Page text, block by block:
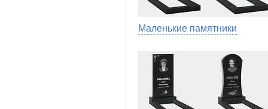
Маленькие памятники